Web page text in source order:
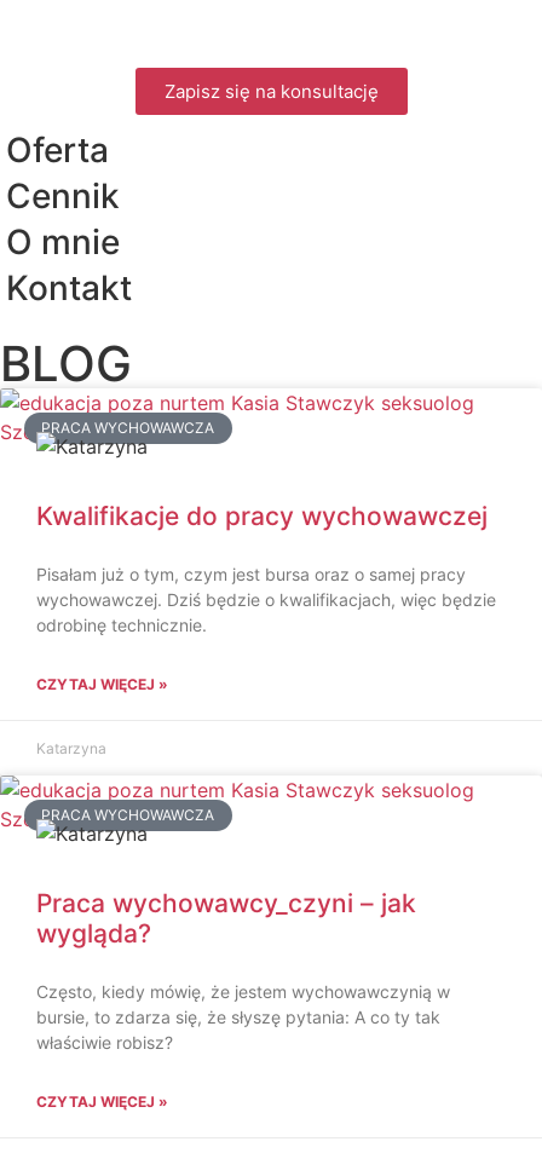
Zapisz się na konsultację
Oferta
Cennik
O mnie
Kontakt
BLOG
PRACA WYCHOWAWCZA
Kwalifikacje do pracy wychowawczej
Pisałam już o tym, czym jest bursa oraz o samej pracy
wychowawczej. Dziś będzie o kwalifikacjach, więc będzie
odrobinę technicznie.
CZYTAJ WIĘCEJ »
Katarzyna
PRACA WYCHOWAWCZA
Praca wychowawcy_czyni – jak
wygląda?
Często, kiedy mówię, że jestem wychowawczynią w
bursie, to zdarza się, że słyszę pytania: A co ty tak
właściwie robisz?
CZYTAJ WIĘCEJ »